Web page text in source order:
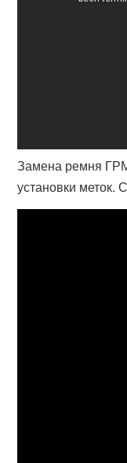
Замена ремня
установки меток.